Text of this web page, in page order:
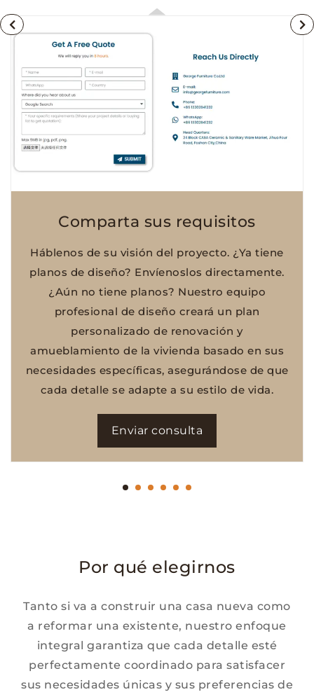
Comparta sus requisitos
Háblenos de su visión del proyecto. ¿Ya tiene
planos de diseño? Envíenoslos directamente.
¿Aún no tiene planos? Nuestro equipo
profesional de diseño creará un plan
personalizado de renovación y
amueblamiento de la vivienda basado en sus
necesidades específicas, asegurándose de que
cada detalle se adapte a su estilo de vida.
Enviar consulta
Por qué elegirnos
Tanto si va a construir una casa nueva como
a reformar una existente, nuestro enfoque
integral garantiza que cada detalle esté
perfectamente coordinado para satisfacer
sus necesidades únicas y sus preferencias de